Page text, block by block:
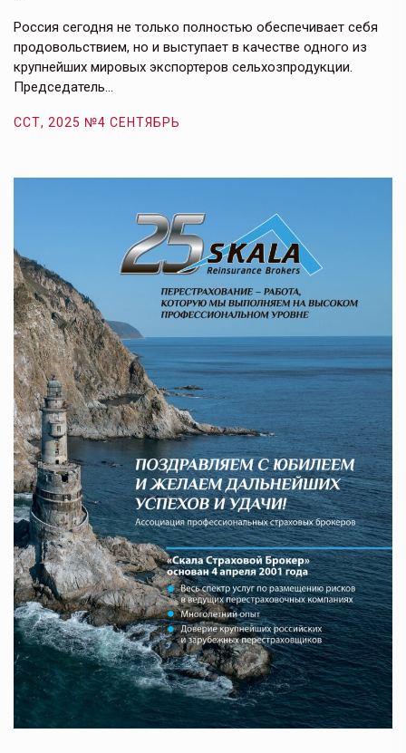
Россия сегодня не только полностью обеспечивает себя
продовольствием, но и выступает в качестве одного из
крупнейших мировых экспортеров сельхозпродукции.
Председатель…
ССТ, 2025 №4 СЕНТЯБРЬ